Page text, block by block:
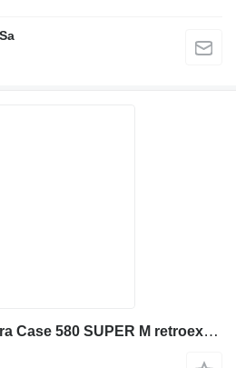
396014A1 cableado para Case 580 SUPER M retroexcavadora